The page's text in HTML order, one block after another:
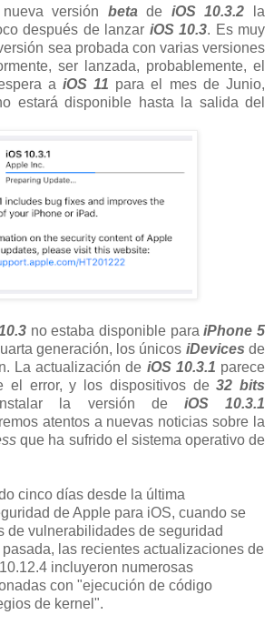
versión beta de iOS 10.3.2
la
después de lanzar iOS 10.3. Es muy
sea probada con varias versiones
ser lanzada, probablemente, el
a iOS 11 para el mes de Junio,
estará disponible hasta la salida del
no estaba disponible paraiPhone 5
generación, los únicos iDevices de
La actualización de iOS 10.3.1 parece
el error, y los dispositivos de32 bits
la versión de iOS 10.3.1
atentos a nuevas noticias sobre la
que ha sufrido el sistema operativo de
cinco días desde la última
de Apple para iOS, cuando se
de vulnerabilidades de seguridad
las recientes actualizaciones de
incluyeron numerosas
con "ejecución de código
de kernel".